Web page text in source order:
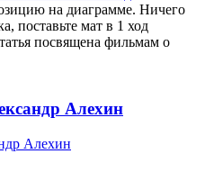
на диаграмме. Ничего
поставьте мат в 1 ход
посвящена фильмам о
Алехин